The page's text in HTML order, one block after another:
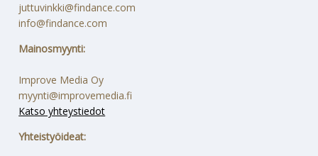
juttuvinkki@findance.com
info@findance.com
Mainosmyynti:
Improve Media Oy
myynti@improvemedia.fi
Katso yhteystiedot
Yhteistyöideat: